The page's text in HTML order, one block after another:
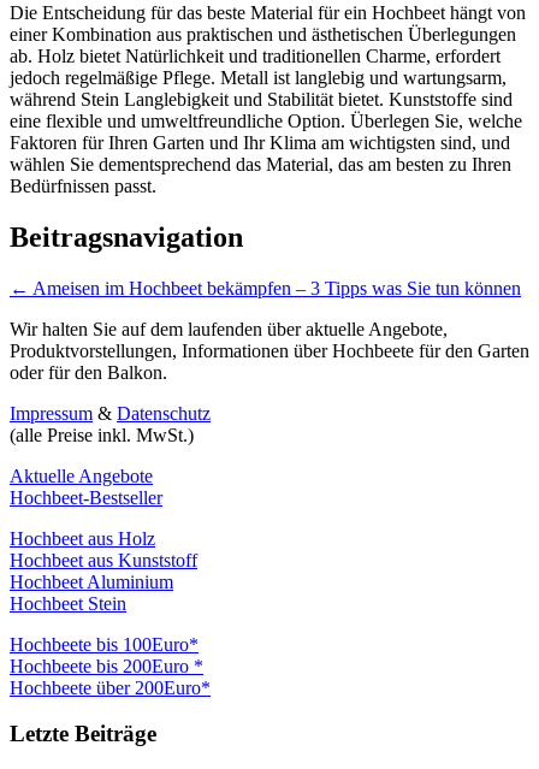
Die Entscheidung für das beste Material für ein Hochbeet hängt von
einer Kombination aus praktischen und ästhetischen Überlegungen
ab. Holz bietet Natürlichkeit und traditionellen Charme, erfordert
jedoch regelmäßige Pflege. Metall ist langlebig und wartungsarm,
während Stein Langlebigkeit und Stabilität bietet. Kunststoffe sind
eine flexible und umweltfreundliche Option. Überlegen Sie, welche
Faktoren für Ihren Garten und Ihr Klima am wichtigsten sind, und
wählen Sie dementsprechend das Material, das am besten zu Ihren
Bedürfnissen passt.
Beitragsnavigation
← Ameisen im Hochbeet bekämpfen – 3 Tipps was Sie tun können
Wir halten Sie auf dem laufenden über aktuelle Angebote,
Produktvorstellungen, Informationen über Hochbeete für den Garten
oder für den Balkon.
Impressum & Datenschutz
(alle Preise inkl. MwSt.)
Aktuelle Angebote
Hochbeet-Bestseller
Hochbeet aus Holz
Hochbeet aus Kunststoff
Hochbeet Aluminium
Hochbeet Stein
Hochbeete bis 100Euro*
Hochbeete bis 200Euro *
Hochbeete über 200Euro*
Letzte Beiträge